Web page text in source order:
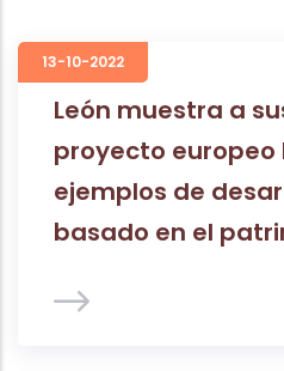
13-10-2022
León muestra a
proyecto europeo
ejemplos de
basado en el